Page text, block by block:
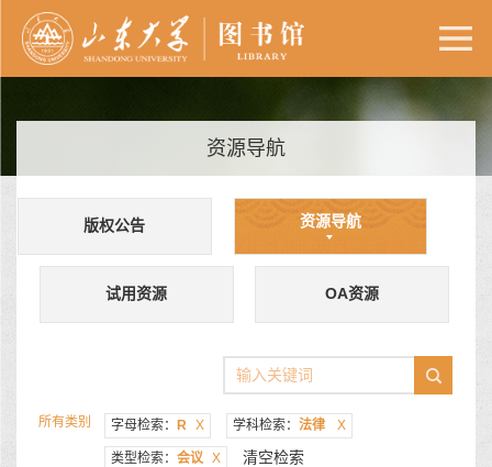
资源导航
版权公告 资源导航
试用资源 OA资源
所有类别 字母检索： R X 学科检索： 法律 X
类型检索： 会议 X 清空检索